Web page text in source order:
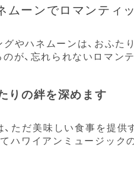
ムーンでロマンティ
やハネムーンは、おふ
が、忘れられないロマン
りの絆を深めます
ただ美味しい食事を提
ハワイアンミュージッ